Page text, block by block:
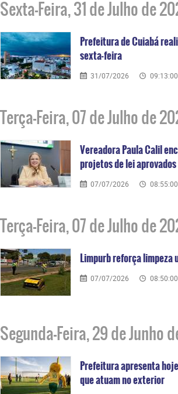
Sexta-Feira, 31 de Julho de
Prefeitura de Cuiabá
sexta-feira
31/07/2026 09:13:00
Terça-Feira, 07 de Julho de
Vereadora Paula Calil
projetos de lei aprovados
07/07/2026 08:55:00
Terça-Feira, 07 de Julho de
Limpurb reforça limpeza
07/07/2026 08:50:00
Segunda-Feira, 29 de Junho
Prefeitura apresenta
que atuam no exterior